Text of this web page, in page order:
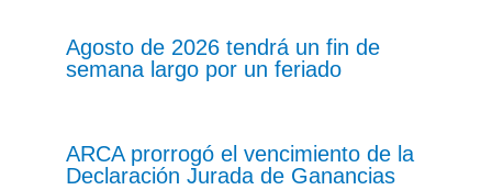
Agosto de 2026 tendrá un fin de
semana largo por un feriado
ARCA prorrogó el vencimiento de la
Declaración Jurada de Ganancias